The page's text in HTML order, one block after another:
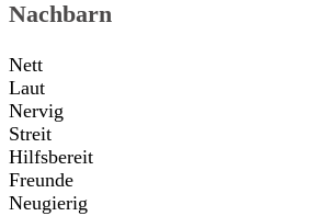
Nachbarn
Nett
Laut
Nervig
Streit
Hilfsbereit
Freunde
Neugierig